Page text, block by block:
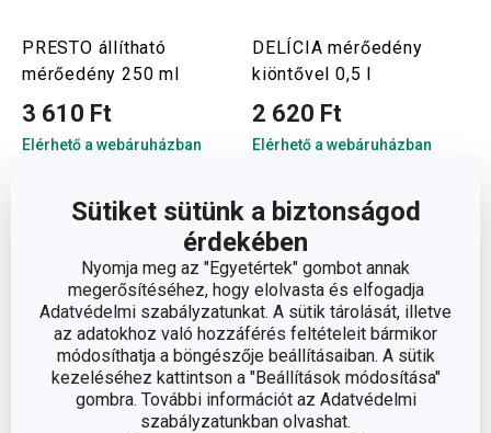
Sütiket sütünk a biztonságod
érdekében
Nyomja meg az "Egyetértek" gombot annak
megerősítéséhez, hogy elolvasta és elfogadja
Adatvédelmi szabályzatunkat. A sütik tárolását, illetve
az adatokhoz való hozzáférés feltételeit bármikor
módosíthatja a böngészője beállításaiban. A sütik
kezeléséhez kattintson a "Beállítások módosítása"
gombra. További információt az Adatvédelmi
szabályzatunkban olvashat.
PRESTO állítható
mérőedény 250 ml
3 610 Ft
Elérhető a webáruházban
Kosárba
DELÍCIA mérőedény
kiöntővel 0,5 l
2 620 Ft
Elérhető a webáruházban
Kosárba